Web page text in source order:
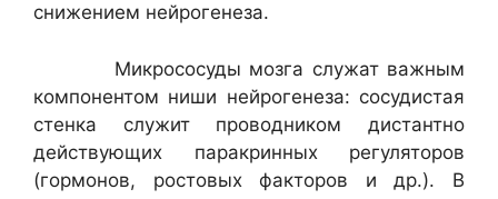
снижением нейрогенеза.
Микрососуды мозга служат важным
компонентом ниши нейрогенеза: сосудистая
стенка служит проводником дистантно
действующих паракринных регуляторов
(гормонов, ростовых факторов и др.). В